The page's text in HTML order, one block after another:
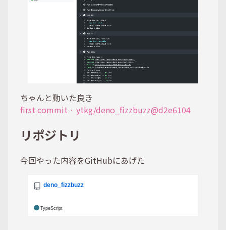
ちゃんと動いた良き
first commit · ytkg/deno_fizzbuzz@d2e6104
リポジトリ
今回やった内容をGitHubにあげた